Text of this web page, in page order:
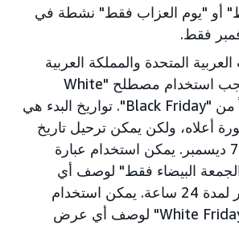
فقط" أو "يوم العزاب فقط" نشطة في
المتحدة والمملكة العربية
السعودية، يجب استخدام مصطلح "White
Friday" بدلاً من "Black Friday". تواريخ البدء هي
أعلاه، ولكن يمكن ترحيل تاريخ
الانتهاء حتى 7 ديسمبر. يمكن استخدام عبارة
البيضاء فقط" لوصف أي
عرض يستمر لمدة 24 ساعة. يمكن استخدام
"تخفيضات White Friday" لوصف أي عرض